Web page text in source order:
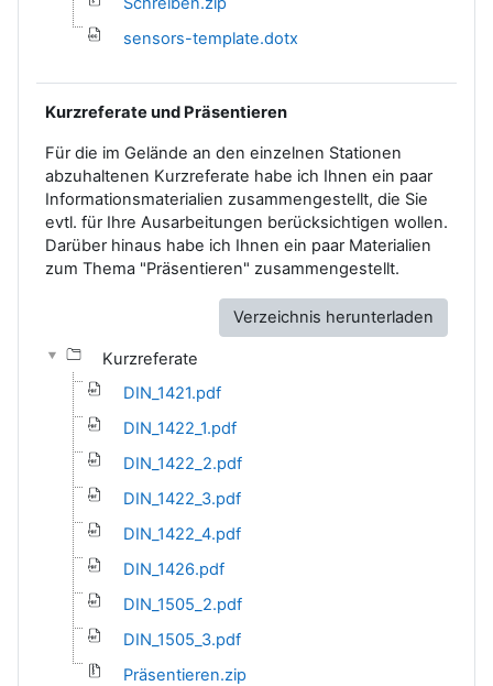
sensors-template.dotx
Kurzreferate und Präsentieren
Für die im Gelände an den einzelnen Stationen
abzuhaltenen Kurzreferate habe ich Ihnen ein paar
Informationsmaterialien zusammengestellt, die Sie
evtl. für Ihre Ausarbeitungen berücksichtigen wollen.
Darüber hinaus habe ich Ihnen ein paar Materialien
zum Thema "Präsentieren" zusammengestellt.
Verzeichnis herunterladen
Kurzreferate
DIN_1421.pdf
DIN_1422_1.pdf
DIN_1422_2.pdf
DIN_1422_3.pdf
DIN_1422_4.pdf
DIN_1426.pdf
DIN_1505_2.pdf
DIN_1505_3.pdf
Präsentieren.zip